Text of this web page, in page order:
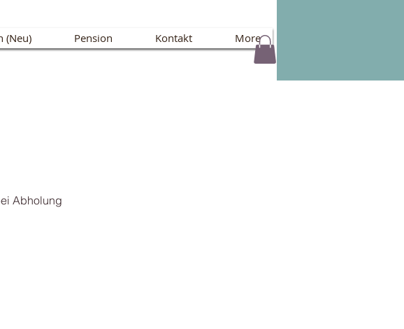
(Neu) Pension Kontakt More
Abholung